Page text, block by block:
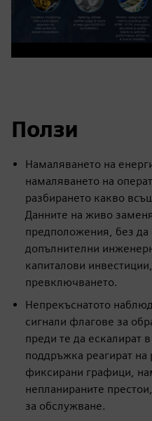
Ползи
Намаляването на
намаляването на
разбирането какво
Данните на живо
предположения, без да
допълнителни
капиталови
превключването.
Непрекъснатото
сигнали флагове за
преди те да ескалират
поддръжка реагират на
фиксирани графици,
непланираните
за обслужване.